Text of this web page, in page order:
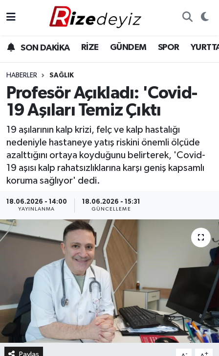
SON DAKİKA RİZE GÜNDEM SPOR
HABERLER SAĞLIK
Profesör Açıkladı: 'Covid-
19 Aşıları Temiz Çıktı
19 aşılarının kalp krizi, felç ve kalp hastalığı
nedeniyle hastaneye yatış riskini önemli ölçüde
azalttığını ortaya koyduğunu belirterek, 'Covid-
19 aşısı kalp rahatsızlıklarına karşı geniş kapsamlı
koruma sağlıyor' dedi.
18.06.2026 - 14:00
YAYINLANMA
18.06.2026 - 15:31
GÜNCELLEME
Paylaş - +
Gündem
Yurttan Haberler
Ekonomi
Teknoloji
Sağlık
Rize Hava Durumu
Rize Trafik Yoğunluk Haritası
Süper Lig Puan Durumu ve Fikstür
Tüm Manşetler
Son Dakika Haberleri
Haber Arşivi